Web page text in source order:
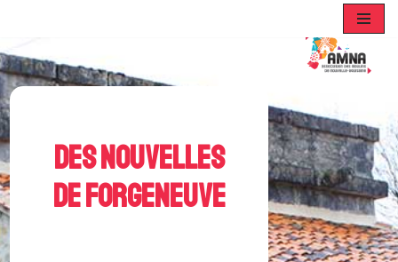
au
contenu
Des nouvelles
de Forgeneuve